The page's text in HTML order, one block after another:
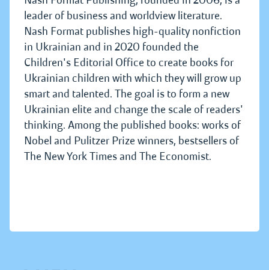
leader of business and worldview literature.
Nash Format publishes high-quality nonfiction
in Ukrainian and in 2020 founded the
Children's Editorial Office to create books for
Ukrainian children with which they will grow up
smart and talented. The goal is to form a new
Ukrainian elite and change the scale of readers'
thinking. Among the published books: works of
Nobel and Pulitzer Prize winners, bestsellers of
The New York Times and The Economist.